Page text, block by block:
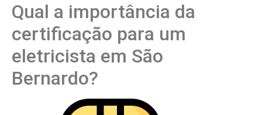
Qual a importância da
certificação para um
eletricista em São
Bernardo?